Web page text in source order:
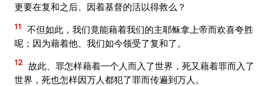
更要在复和之后、因着基督的活以得救么？
11
不但如此，我们竟能藉着我们的主耶稣拿上帝而欢喜夸胜
呢；因为藉着他、我们如今领受了复和了。
12 故此、罪怎样藉着一个人而入了世界，死又藉着罪而入了
世界，死也怎样因万人都犯了罪而传遍到万人。